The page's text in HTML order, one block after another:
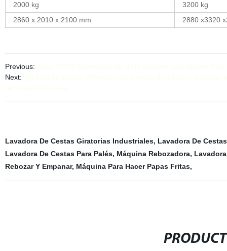
2000 kg
3200 kg
2860 x 2010 x 2100 mm
2880 x3320
Previous:
Next:
Lavadora De Cestas Giratorias Industriales, Lavadora De Cestas
Lavadora De Cestas Para Palés, Máquina Rebozadora,
Rebozar Y Empanar, Máquina Para Hacer Papas Fritas,